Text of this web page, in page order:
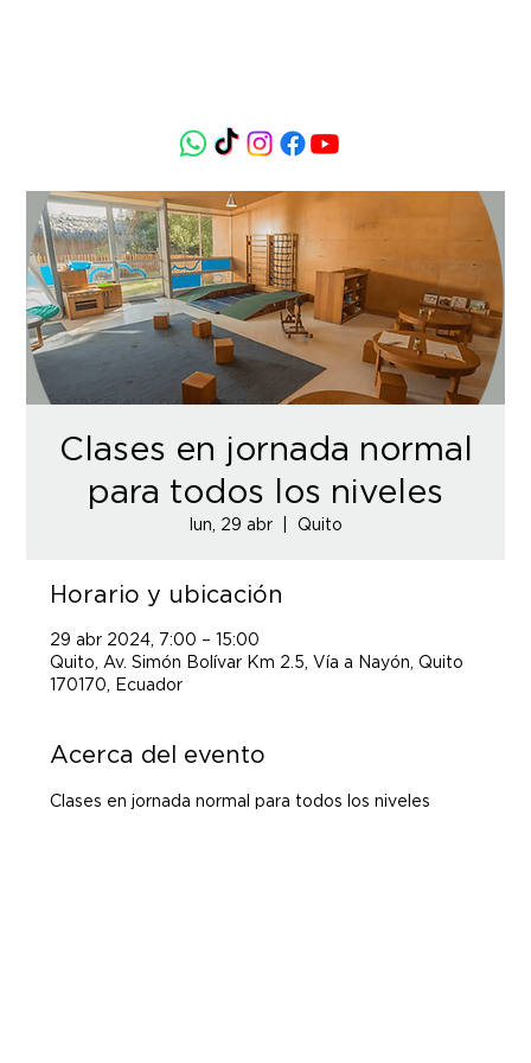
Clases en jornada normal
para todos los niveles
lun, 29 abr
  |
Quito
Horario y ubicación
29 abr 2024, 7:00 – 15:00
Quito, Av. Simón Bolívar Km 2.5, Vía a Nayón, Quito
170170, Ecuador
Acerca del evento
Clases en jornada normal para todos los niveles